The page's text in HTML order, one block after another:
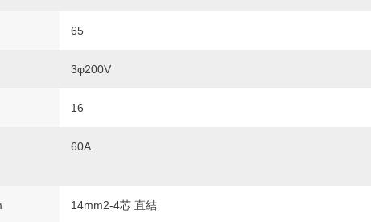
65
3φ200V
16
60A
14mm2-4芯 直結